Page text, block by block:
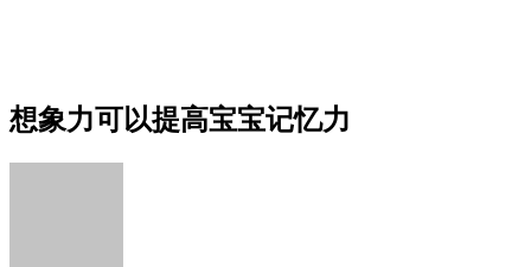
想象力可以提高宝宝记忆力